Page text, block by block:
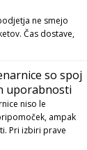
ne smejo
Čas dostave,
so spoj
uporabnosti
niso le
ampak
Pri izbiri prave